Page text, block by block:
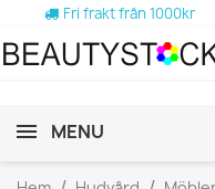
Fri frakt från 1000kr
MENU